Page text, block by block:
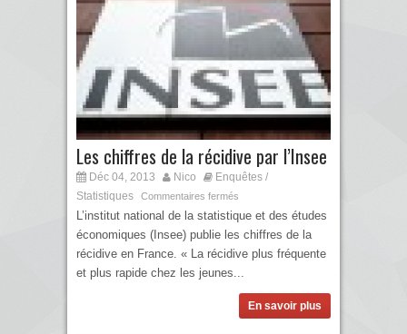
Les chiffres de la récidive par l’Insee
Déc 04, 2013 Nico
Enquêtes /
Statistiques
Commentaires fermés
L’institut national de la statistique et des études
économiques (Insee) publie les chiffres de la
récidive en France. « La récidive plus fréquente
et plus rapide chez les jeunes...
En savoir plus